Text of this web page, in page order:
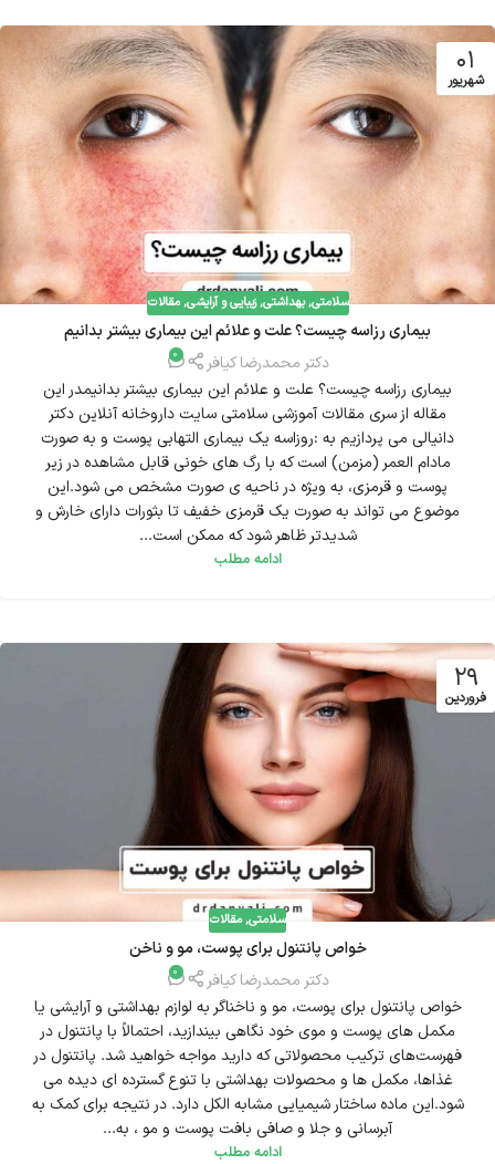
01
شهریور
سلامتی,بهداشتی,زیبایی و آرایشی,مقالات
بیماری رزاسه چیست؟ علت و علائم این بیماری بیشتر بدانیم
دکتر محمدرضا کیافر
0
بیماری رزاسه چیست؟ علت و علائم این بیماری بیشتر بدانیمدر این
مقاله از سری مقالات آموزشی سلامتی سایت داروخانه آنلاین دکتر
دانیالی می پردازیم به :روزاسه یک بیماری التهابی پوست و به صورت
مادام العمر (مزمن) است که با رگ های خونی قابل مشاهده در زیر
پوست و قرمزی، به ویژه در ناحیه ی صورت مشخص می شود.این
موضوع می تواند به صورت یک قرمزی خفیف تا بثورات دارای خارش و
شدیدتر ظاهر شود که ممکن است...
ادامه مطلب
29
فروردین
سلامتی,مقالات
خواص پانتنول برای پوست، مو و ناخن
دکتر محمدرضا کیافر
0
خواص پانتنول برای پوست، مو و ناخناگر به لوازم بهداشتی و آرایشی یا
مکمل های پوست و موی خود نگاهی بیندازید، احتمالاً با پانتنول در
فهرست‌های ترکیب محصولاتی که دارید مواجه خواهید شد. پانتنول در
غذاها، مکمل ها و محصولات بهداشتی با تنوع گسترده ای دیده می
شود.این ماده ساختار شیمیایی مشابه الکل دارد. در نتیجه برای کمک به
آبرسانی و جلا و صافی بافت پوست و مو ، به...
ادامه مطلب